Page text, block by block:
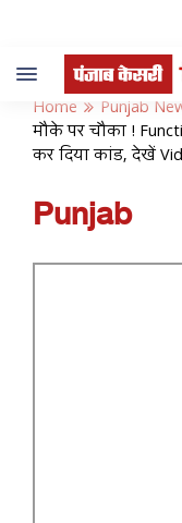
Toggle
navigation
Home
Punjab
मौके पर चौका !
कर दिया कांड, देखें
Punjab